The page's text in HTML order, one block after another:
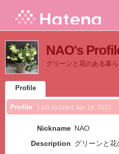
NAO's
グリーンと花のある暮
Profile
Profile Last updated: Apr 18, 2021
Nickname NAO
Description グリーンと